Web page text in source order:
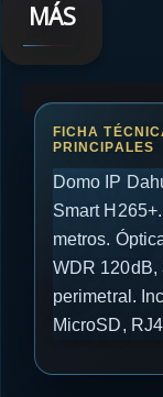
MÁS
Domo IP
Smart
metros.
WDR 120dB,
perimetral.
MicroSD,